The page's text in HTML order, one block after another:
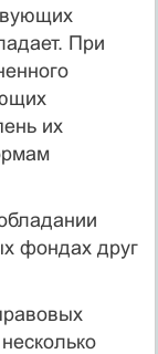
При
их
фондах друг